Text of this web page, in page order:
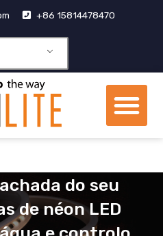
+86 15814478470
do seu
de néon LED